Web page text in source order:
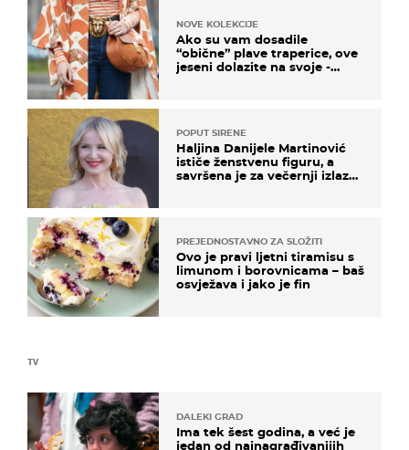
TV
DALEKI GRAD
Ima tek šest godina, a već je
jedan od najnagrađivanijih
NOVE KOLEKCIJE
Ako su vam dosadile
“obične” plave traperice, ove
jeseni dolazite na svoje -
POPUT SIRENE
Haljina Danijele Martinović
ističe ženstvenu figuru, a
savršena je za večernji izlazak
PREJEDNOSTAVNO ZA SLOŽITI
Ovo je pravi ljetni tiramisu s
limunom i borovnicama – baš
osvježava i jako je fin